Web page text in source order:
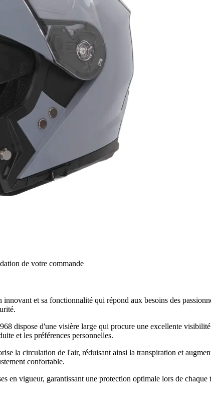
de votre commande
et sa fonctionnalité qui répond aux besoins des
dispose d'une visière large qui procure une excellente
et les préférences personnelles.
la circulation de l'air, réduisant ainsi la transpiration et
confortable.
en vigueur, garantissant une protection optimale lors de